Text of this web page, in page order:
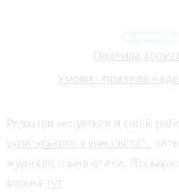
Правила
Умови і правила
Редакція керується в своїй
українського журналіста" ,
журналістської етики.
можна тут